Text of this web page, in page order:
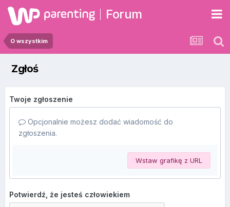
Forum
O wszystkim
Zgłoś
Twoje zgłoszenie
Opcjonalnie możesz dodać wiadomość do
zgłoszenia.
Wstaw grafikę z URL
Potwierdź, że jesteś człowiekiem